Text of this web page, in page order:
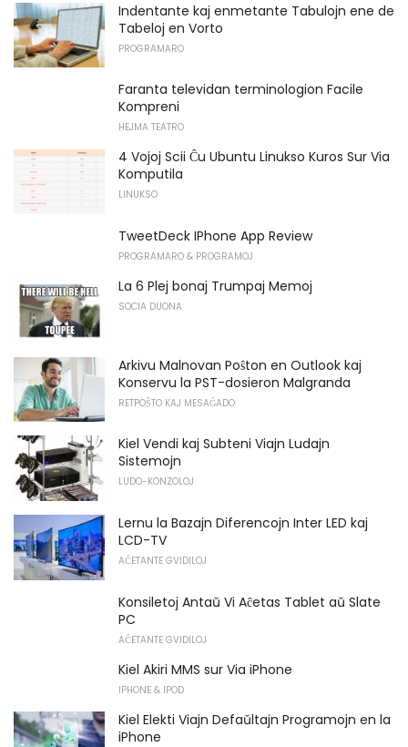
Indentante kaj enmetante Tabulojn ene de
Tabeloj en Vorto
PROGRAMARO
Faranta televidan terminologion Facile
Kompreni
HEJMA TEATRO
4 Vojoj Scii Ĉu Ubuntu Linukso Kuros Sur Via
Komputila
LINUKSO
TweetDeck IPhone App Review
PROGRAMARO & PROGRAMOJ
La 6 Plej bonaj Trumpaj Memoj
SOCIA DUONA
Arkivu Malnovan Poŝton en Outlook kaj
Konservu la PST-dosieron Malgranda
RETPOŜTO KAJ MESAĜADO
Kiel Vendi kaj Subteni Viajn Ludajn
Sistemojn
LUDO-KONZOLOJ
Lernu la Bazajn Diferencojn Inter LED kaj
LCD-TV
AĈETANTE GVIDILOJ
Konsiletoj Antaŭ Vi Aĉetas Tablet aŭ Slate
PC
AĈETANTE GVIDILOJ
Kiel Akiri MMS sur Via iPhone
IPHONE & IPOD
Kiel Elekti Viajn Defaŭltajn Programojn en la
iPhone